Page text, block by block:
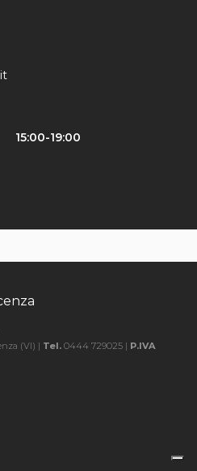
15:00-19:00
(VI) | Tel. 0444 729025 | P.IVA